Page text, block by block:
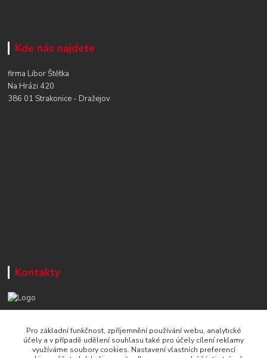
Kde nás najdete
firma Libor Štětka
Na Hrázi 420
386 01 Strakonice - Dražejov
Kontakty
Po-Čt, 8-16 hod./ Pá 8-13 hod.
info@naradi-stetka.cz
Pro základní funkčnost, zpříjemnění používání webu, analytické
účely a v případě udělení souhlasu také pro účely cílení reklamy
využíváme soubory cookies. Nastavení vlastních preferencí